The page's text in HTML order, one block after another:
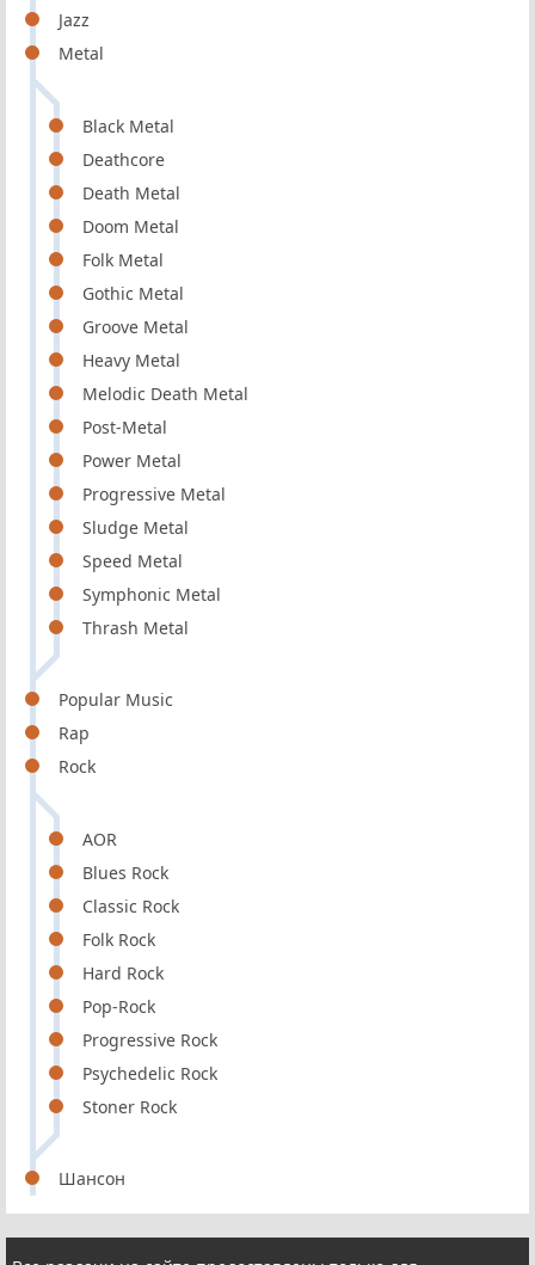
Jazz
Metal
Black Metal
Deathcore
Death Metal
Doom Metal
Folk Metal
Gothic Metal
Groove Metal
Heavy Metal
Melodic Death Metal
Post-Metal
Power Metal
Progressive Metal
Sludge Metal
Speed Metal
Symphonic Metal
Thrash Metal
Popular Music
Rap
Rock
AOR
Blues Rock
Classic Rock
Folk Rock
Hard Rock
Pop-Rock
Progressive Rock
Psychedelic Rock
Stoner Rock
Шансон